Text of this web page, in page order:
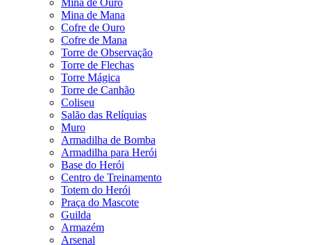
Mina de Ouro
Mina de Mana
Cofre de Ouro
Cofre de Mana
Torre de Observação
Torre de Flechas
Torre Mágica
Torre de Canhão
Coliseu
Salão das Relíquias
Muro
Armadilha de Bomba
Armadilha para Herói
Base do Herói
Centro de Treinamento
Totem do Herói
Praça do Mascote
Guilda
Armazém
Arsenal